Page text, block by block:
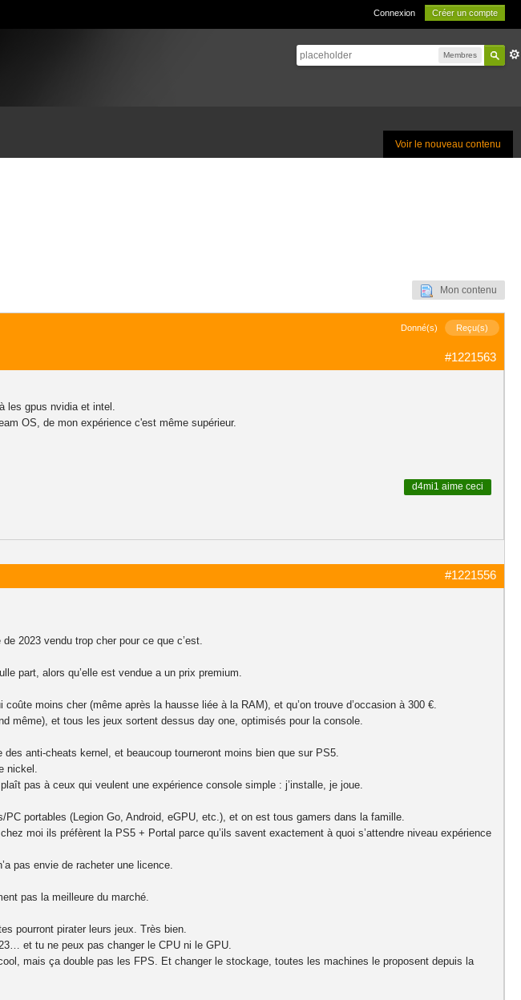
Connexion Créer un compte
Membres
Voir le nouveau contenu
Mon contenu
Donné(s) Reçu(s)
#1221563
les gpus nvidia et intel.
OS, de mon expérience c'est même supérieur.
d4mi1 aime ceci
#1221556
2023 vendu trop cher pour ce que c’est.
part, alors qu’elle est vendue a un prix premium.
moins cher (même après la hausse liée à la RAM), et qu’on trouve d’occasion à 300 €.
même), et tous les jeux sortent dessus day one, optimisés pour la console.
anti-cheats kernel, et beaucoup tourneront moins bien que sur PS5.
nickel.
pas à ceux qui veulent une expérience console simple : j’installe, je joue.
portables (Legion Go, Android, eGPU, etc.), et on est tous gamers dans la famille.
moi ils préfèrent la PS5 + Portal parce qu’ils savent exactement à quoi s’attendre niveau expérience
pas envie de racheter une licence.
pas la meilleure du marché.
pourront pirater leurs jeux. Très bien.
et tu ne peux pas changer le CPU ni le GPU.
mais ça double pas les FPS. Et changer le stockage, toutes les machines le proposent depuis la